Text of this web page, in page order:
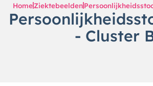
Home Ziektebeelden
- Cluster